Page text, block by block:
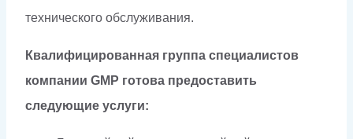
технического обслуживания.
Квалифицированная группа специалистов
компании GMP готова предоставить
следующие услуги: